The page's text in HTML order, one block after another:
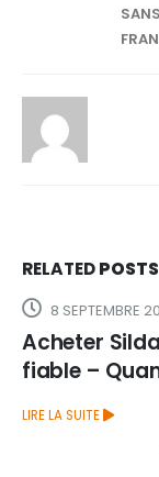
RELATEDPOSTS
8 SEPTEMBRE
Acheter
fiable –
LIRE LA SUITE